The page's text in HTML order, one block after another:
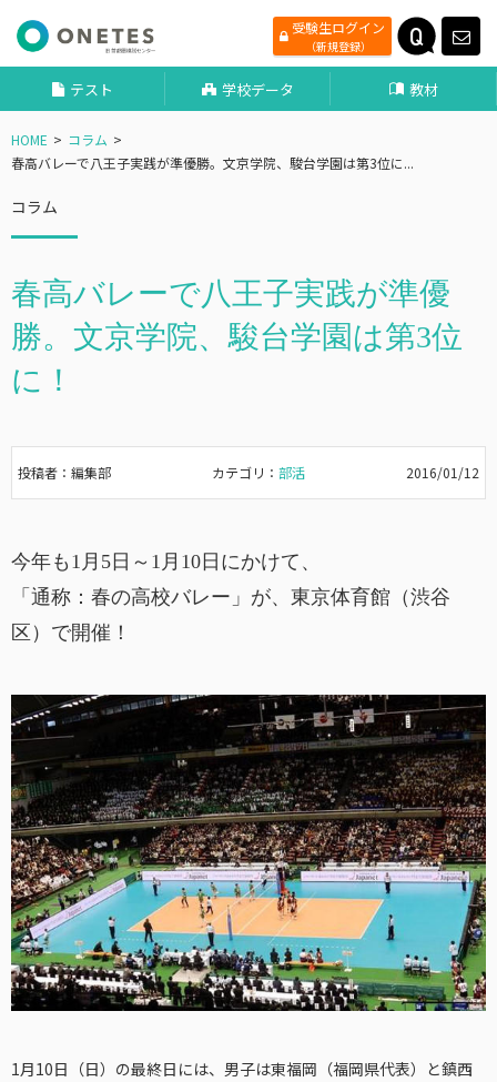
受験生ログイン
（新規登録）
テスト 学校データ 教材
HOME
コラム
春高バレーで八王子実践が準優勝。文京学院、駿台学園は第3位に...
コラム
春高バレーで八王子実践が準優
勝。文京学院、駿台学園は第3位
に！
投稿者：編集部 カテゴリ： 部活 2016/01/12
今年も1月5日～1月10日にかけて、
「通称：春の高校バレー」が、東京体育館（渋谷
区）で開催！
1月10日（日）の最終日には、男子は東福岡（福岡県代表）と鎮西